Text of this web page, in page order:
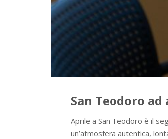
San Teodoro ad
Aprile a San Teodoro è il
un’atmosfera autentica,